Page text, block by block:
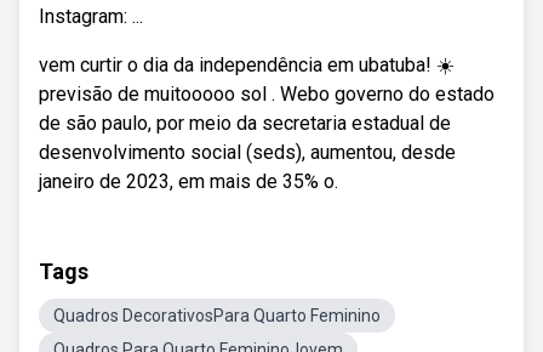
Instagram: ...
vem curtir o dia da independência em ubatuba! ☀️
previsão de muitooooo sol ️. Webo governo do estado
de são paulo, por meio da secretaria estadual de
desenvolvimento social (seds), aumentou, desde
janeiro de 2023, em mais de 35% o.
Tags
Quadros DecorativosPara Quarto Feminino